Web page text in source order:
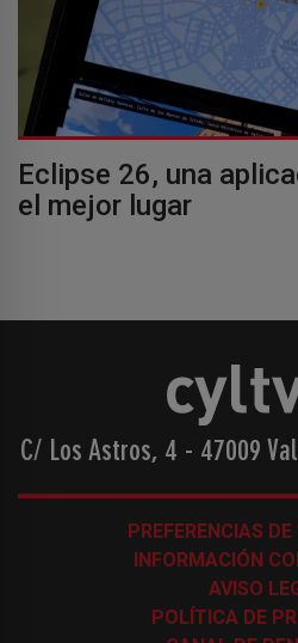
Eclipse 26, una
el mejor lugar
C/ Los Astros, 4 - 47009
PREFERENCIAS
INFORMACIÓN
AVISO
POLÍTICA DE